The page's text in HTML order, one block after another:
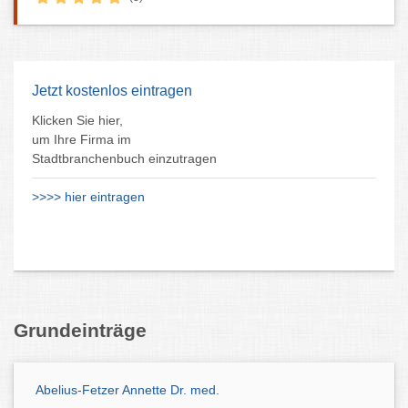
Jetzt kostenlos eintragen
Klicken Sie hier,
um Ihre Firma im
Stadtbranchenbuch einzutragen
>>>> hier eintragen
Grundeinträge
Abelius-Fetzer Annette Dr. med.